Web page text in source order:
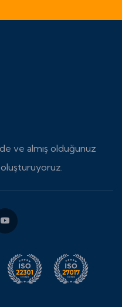
ve almış olduğunuz